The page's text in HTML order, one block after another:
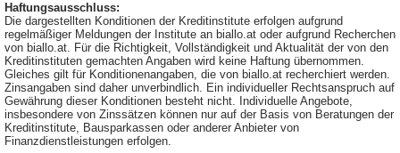
Haftungsausschluss:
Die dargestellten Konditionen der Kreditinstitute erfolgen aufgrund
regelmäßiger Meldungen der Institute an biallo.at oder aufgrund Recherchen
von biallo.at. Für die Richtigkeit, Vollständigkeit und Aktualität der von den
Kreditinstituten gemachten Angaben wird keine Haftung übernommen.
Gleiches gilt für Konditionenangaben, die von biallo.at recherchiert werden.
Zinsangaben sind daher unverbindlich. Ein individueller Rechtsanspruch auf
Gewährung dieser Konditionen besteht nicht. Individuelle Angebote,
insbesondere von Zinssätzen können nur auf der Basis von Beratungen der
Kreditinstitute, Bausparkassen oder anderer Anbieter von
Finanzdienstleistungen erfolgen.